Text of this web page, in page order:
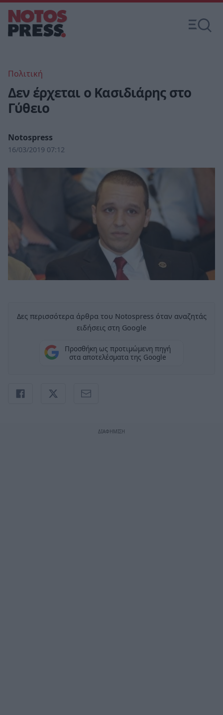
Πολιτική
Δεν έρχεται ο Κασιδιάρης στο
Γύθειο
Notospress
16/03/2019 07:12
Δες περισσότερα άρθρα του Notospress όταν αναζητάς
ειδήσεις στη Google
Προσθήκη ως προτιμώμενη πηγή
στα αποτελέσματα της Google